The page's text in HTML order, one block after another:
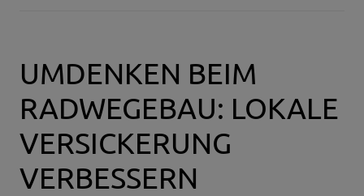
UMDENKEN BEIM
RADWEGEBAU: LOKALE
VERSICKERUNG
VERBESSERN